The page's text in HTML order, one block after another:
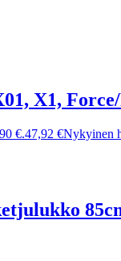
X1,
€.47,92 €Nykyinen